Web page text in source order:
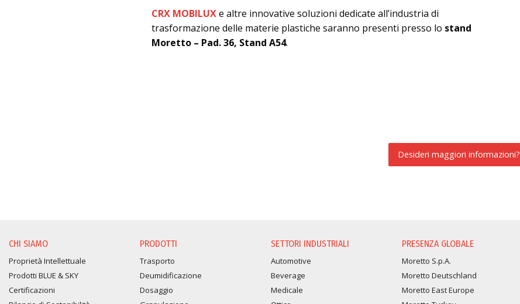
CRX MOBILUXe altre innovative soluzioni dedicate all’industria di
trasformazione delle materie plastiche saranno presenti presso lo stand
Moretto – Pad. 36, Stand A54.
Desideri maggiori informazioni?
CHI SIAMO
Proprietà Intellettuale
Prodotti BLUE & SKY
Certificazioni
PRODOTTI
Trasporto
Deumidificazione
Dosaggio
SETTORI INDUSTRIALI
Automotive
Beverage
Medicale
PRESENZA GLOBALE
Moretto S.p.A.
Moretto Deutschland
Moretto East Europe